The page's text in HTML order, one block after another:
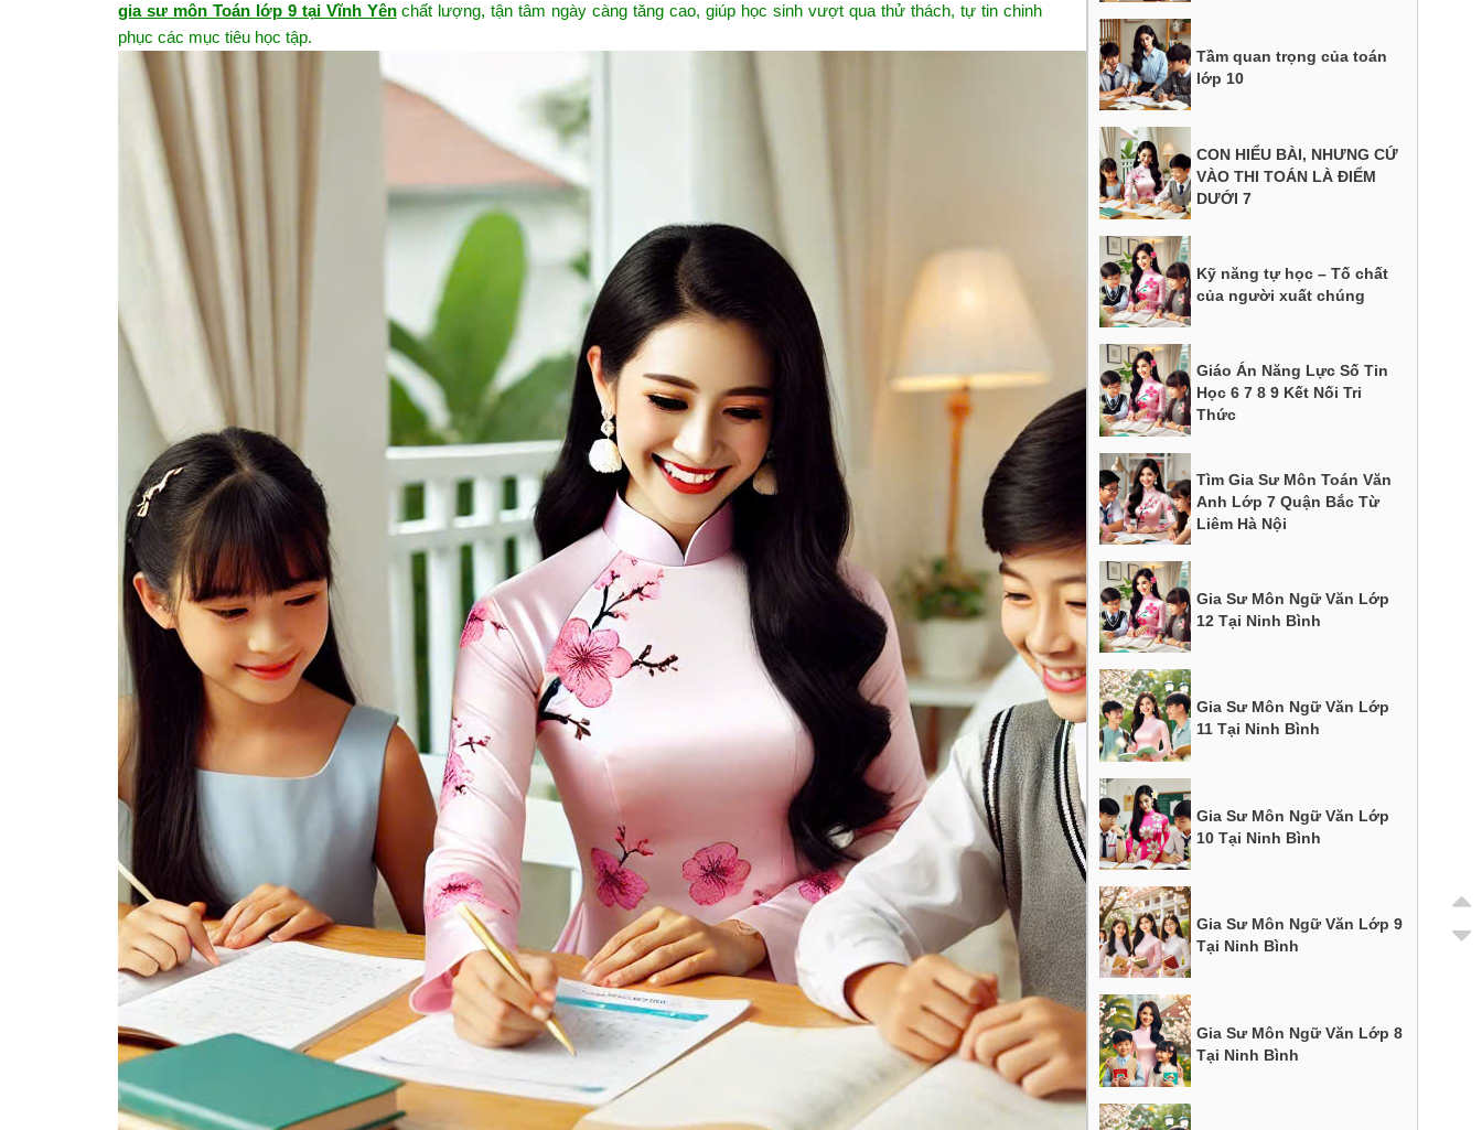
gia sư môn Toán lớp 9 tại Vĩnh Yênchất lượng, tận tâm ngày càng tăng cao, giúp học sinh vượt qua thử thách, tự tin chinh
phục các mục tiêu học tập.
Tầm quan trọng của toán
lớp 10
CON HIỂU BÀI, NHƯNG CỨ
VÀO THI TOÁN LÀ ĐIỂM
DƯỚI 7
Kỹ năng tự học – Tố chất
của người xuất chúng
Giáo Án Năng Lực Số Tin
Học 6 7 8 9 Kết Nối Tri
Thức
Tìm Gia Sư Môn Toán Văn
Anh Lớp 7 Quận Bắc Từ
Liêm Hà Nội
Gia Sư Môn Ngữ Văn Lớp
12 Tại Ninh Bình
Gia Sư Môn Ngữ Văn Lớp
11 Tại Ninh Bình
Gia Sư Môn Ngữ Văn Lớp
10 Tại Ninh Bình
Gia Sư Môn Ngữ Văn Lớp 9
Tại Ninh Bình
Gia Sư Môn Ngữ Văn Lớp 8
Tại Ninh Bình